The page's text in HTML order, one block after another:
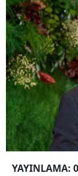
YAYINLAMA: